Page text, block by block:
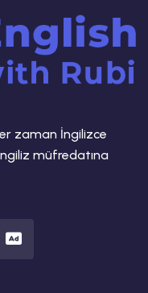
zaman İngilizce
müfredatına